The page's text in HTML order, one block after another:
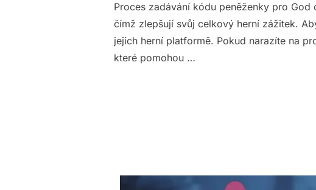
Proces zadávání kódu peněženky pro
čímž zlepšují svůj celkový herní zážitek.
jejich herní platformě. Pokud narazíte na
které pomohou …